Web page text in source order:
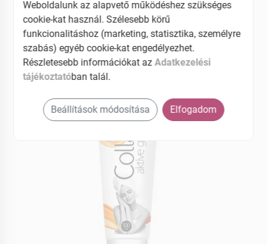
Pikkelysömör, ekcéma esetén fellépő viszketés
EAN: 8594062351870
Weboldalunk az alapvető működéshez szükséges
cookie-kat használ. Szélesebb körű
funkcionalitáshoz (marketing, statisztika, személyre
szabás) egyéb cookie-kat engedélyezhet.
Részletesebb információkat azAdatkezelési
tájékoztatóban talál.
Beállítások módosítása Elfogadom